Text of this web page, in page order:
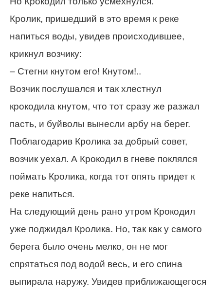
Кролик, пришедший в это время к реке
напиться воды, увидев происходившее,
крикнул возчику:
– Стегни кнутом его! Кнутом!..
Возчик послушался и так хлестнул
крокодила кнутом, что тот сразу же разжал
пасть, и буйволы вынесли арбу на берег.
Поблагодарив Кролика за добрый совет,
возчик уехал. А Крокодил в гневе поклялся
поймать Кролика, когда тот опять придет к
реке напиться.
На следующий день рано утром Крокодил
уже поджидал Кролика. Но, так как у самого
берега было очень мелко, он не мог
спрятаться под водой весь, и его спина
выпирала наружу. Увидев приближающегося